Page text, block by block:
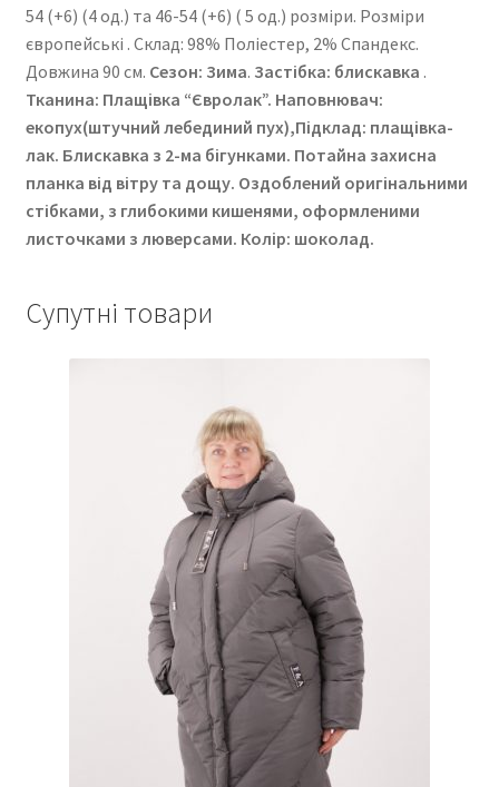
54 (+6) (4 од.) та 46-54 (+6) ( 5 од.) розміри. Розміри
європейські . Cклад: 98% Поліестер, 2% Спандекс.
Довжина 90 см. Сезон: Зима. Застібка: блискавка .
Тканина: Плащівка “Євролак”. Наповнювач:
екопух(штучний лебединий пух),Підклад: плащівка-
лак. Блискавка з 2-ма бігунками. Потайна захисна
планка від вітру та дощу. Оздоблений оригінальними
стібками, з глибокими кишенями, оформленими
листочками з люверсами. Колір: шоколад.
Супутні товари